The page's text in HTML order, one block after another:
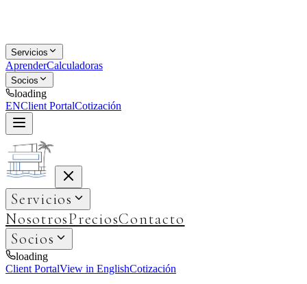
Servicios
AprenderCalculadoras
Socios
loading
ENClient PortalCotización
Servicios
NosotrosPreciosContacto
Socios
loading
Client PortalView in EnglishCotización